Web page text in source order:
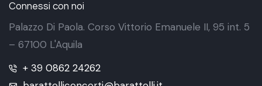
Connessi con noi
Palazzo Di Paola. Corso Vittorio Emanuele II, 95 int. 5
– 67100 L'Aquila
+ 39 0862 24262